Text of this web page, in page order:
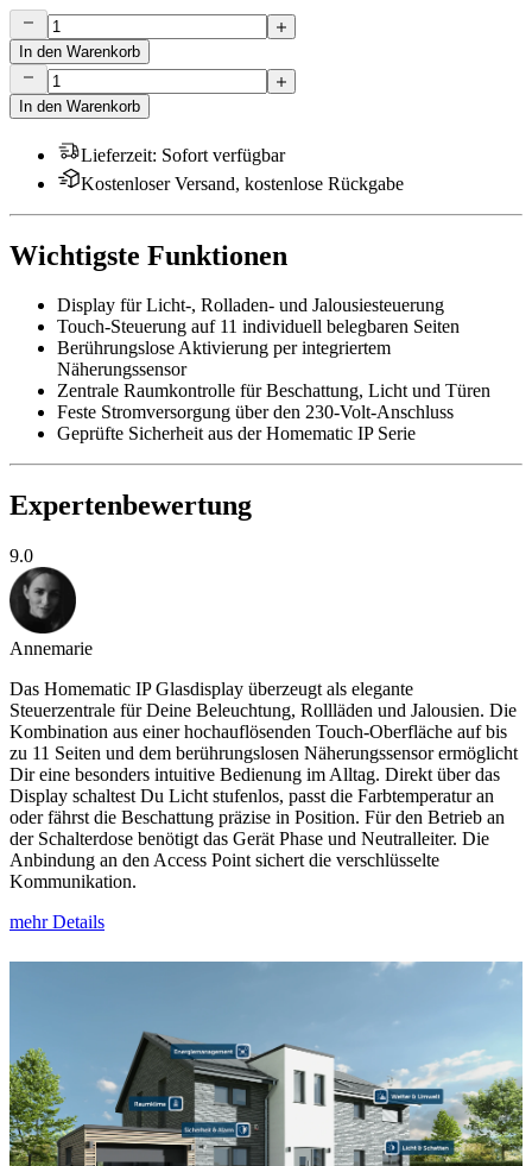
In den Warenkorb
In den Warenkorb
Lieferzeit: Sofort verfügbar
Kostenloser Versand, kostenlose Rückgabe
Wichtigste Funktionen
Display für Licht-, Rolladen- und Jalousiesteuerung
Touch-Steuerung auf 11 individuell belegbaren Seiten
Berührungslose Aktivierung per integriertem
Näherungssensor
Zentrale Raumkontrolle für Beschattung, Licht und Türen
Feste Stromversorgung über den 230-Volt-Anschluss
Geprüfte Sicherheit aus der Homematic IP Serie
Expertenbewertung
9.0
Annemarie
Das Homematic IP Glasdisplay überzeugt als elegante
Steuerzentrale für Deine Beleuchtung, Rollläden und Jalousien. Die
Kombination aus einer hochauflösenden Touch-Oberfläche auf bis
zu 11 Seiten und dem berührungslosen Näherungssensor ermöglicht
Dir eine besonders intuitive Bedienung im Alltag. Direkt über das
Display schaltest Du Licht stufenlos, passt die Farbtemperatur an
oder fährst die Beschattung präzise in Position. Für den Betrieb an
der Schalterdose benötigt das Gerät Phase und Neutralleiter. Die
Anbindung an den Access Point sichert die verschlüsselte
Kommunikation.
mehr Details